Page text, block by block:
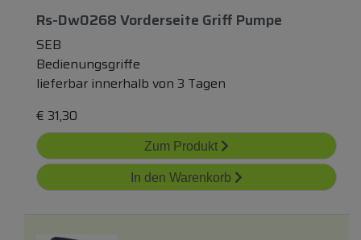
Rs-Dw0268 Vorderseite Griff Pumpe
SEB
Bedienungsgriffe
lieferbar innerhalb von 3 Tagen
€ 31,30
Zum Produkt
In den Warenkorb